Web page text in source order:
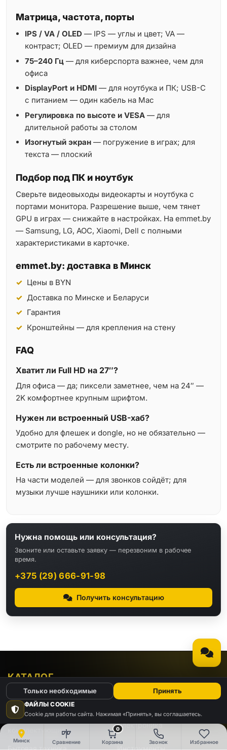
Минск Сравнение
0
Корзина Звонок Избранное
Матрица, частота, порты
IPS / VA / OLED — IPS — углы и цвет; VA —
контраст; OLED — премиум для дизайна
75–240 Гц — для киберспорта важнее, чем для
офиса
DisplayPort и HDMI — для ноутбука и ПК; USB-C
с питанием — один кабель на Mac
Регулировка по высоте и VESA — для
длительной работы за столом
Изогнутый экран — погружение в играх; для
текста — плоский
Подбор под ПК и ноутбук
Сверьте видеовыходы видеокарты и ноутбука с
портами монитора. Разрешение выше, чем тянет
GPU в играх — снижайте в настройках. На emmet.by
— Samsung, LG, AOC, Xiaomi, Dell с полными
характеристиками в карточке.
emmet.by: доставка в Минск
Цены в BYN
Доставка по Минске и Беларуси
Гарантия
Кронштейны — для крепления на стену
FAQ
Хватит ли Full HD на 27″?
Для офиса — да; пиксели заметнее, чем на 24″ —
2K комфортнее крупным шрифтом.
Нужен ли встроенный USB-хаб?
Удобно для флешек и dongle, но не обязательно —
смотрите по рабочему месту.
Есть ли встроенные колонки?
На части моделей — для звонков сойдёт; для
музыки лучше наушники или колонки.
Нужна помощь или консультация?
Звоните или оставьте заявку — перезвоним в рабочее
время.
+375 (29) 666-91-98
Получить консультацию
КАТАЛОГ
Видео Аудио
Компьютеры и
комплектующие
Электроника
ФАЙЛЫ COOKIE
Cookie для работы сайта. Нажимая «Принять», вы соглашаетесь.
Только необходимые Принять